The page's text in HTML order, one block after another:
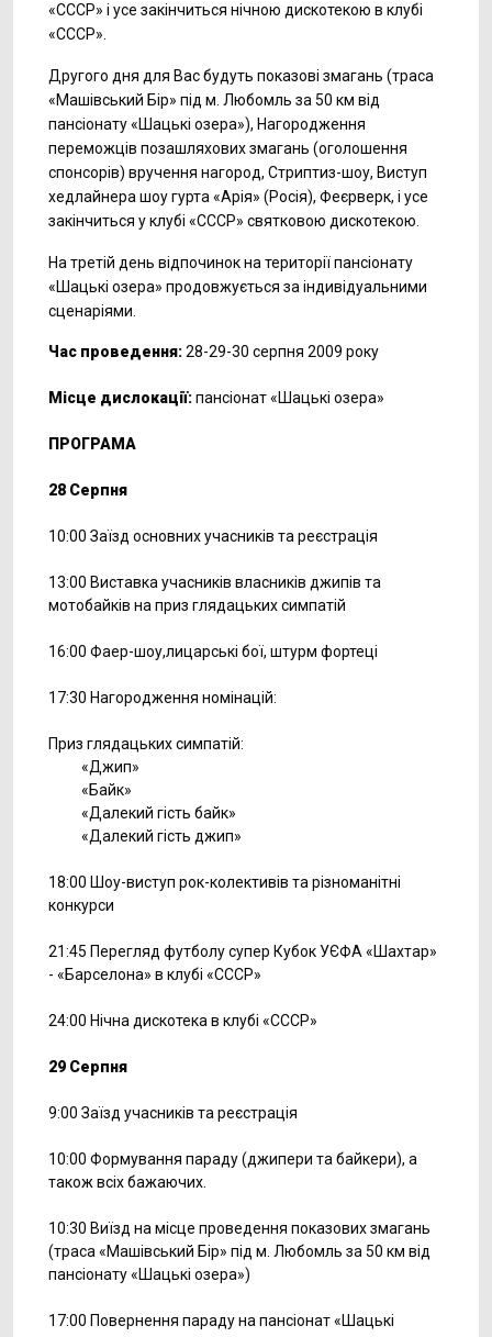
«СССР» і усе закінчиться нічною дискотекою в клубі
«СССР».
Другого дня для Вас будуть показові змагань (траса
«Машівський Бір» під м. Любомль за 50 км від
пансіонату «Шацькі озера»), Нагородження
переможців позашляхових змагань (оголошення
спонсорів) вручення нагород, Стриптиз-шоу, Виступ
хедлайнера шоу гурта «Арія» (Росія), Феєрверк, і усе
закінчиться у клубі «СССР» святковою дискотекою.
На третій день відпочинок на території пансіонату
«Шацькі озера» продовжується за індивідуальними
сценаріями.
Час проведення:28-29-30 серпня 2009 року
Місце дислокації:пансіонат «Шацькі озера»
ПРОГРАМА
28 Серпня
10:00 Заїзд основних учасників та реєстрація
13:00 Виставка учасників власників джипів та
мотобайків на приз глядацьких симпатій
16:00 Фаер-шоу,лицарські бої, штурм фортеці
17:30 Нагородження номінацій:
Приз глядацьких симпатій:
«Джип»
«Байк»
«Далекий гість байк»
«Далекий гість джип»
18:00 Шоу-виступ рок-колективів та різноманітні
конкурси
21:45 Перегляд футболу супер Кубок УЄФА «Шахтар»
- «Барселона» в клубі «СССР»
24:00 Нічна дискотека в клубі «СССР»
29 Серпня
9:00 Заїзд учасників та реєстрація
10:00 Формування параду (джипери та байкери), а
також всіх бажаючих.
10:30 Виїзд на місце проведення показових змагань
(траса «Машівський Бір» під м. Любомль за 50 км від
пансіонату «Шацькі озера»)
17:00 Повернення параду на пансіонат «Шацькі